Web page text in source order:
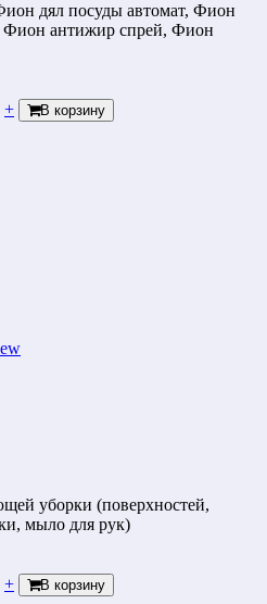
дял посуды автомат, Фион
Фион антижир спрей, Фион
+ В корзину
уборки (поверхностей,
мыло для рук)
+ В корзину